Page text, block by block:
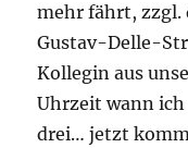
mehr fährt, zzgl.
Gustav-Delle-
Kollegin aus
Uhrzeit wann
drei… jetzt